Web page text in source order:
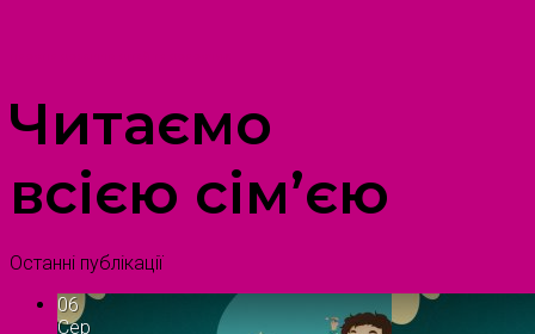
Читаємо
всією сім’єю
Останні публікації
06
Сер